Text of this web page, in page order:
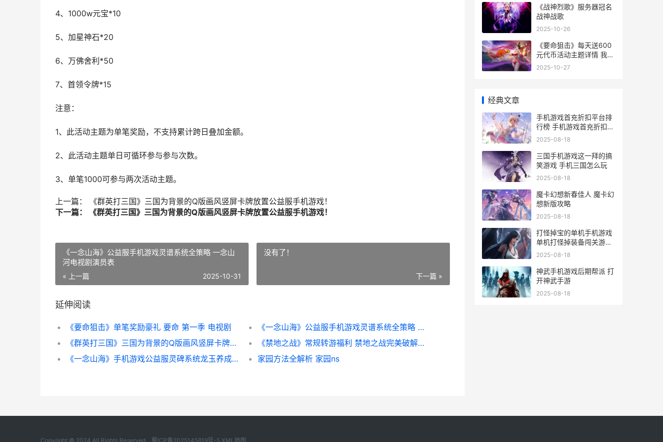
4、1000w元宝*10
5、加星神石*20
6、万佛舍利*50
7、首领令牌*15
注意：
1、此活动主题为单笔奖励，不支持累计跨日叠加金额。
2、此活动主题单日可循环参与参与次数。
3、单笔1000可参与两次活动主题。
上一篇： 《群英打三国》三国为背景的Q版画风竖屏卡牌放置公益服手机游戏！
下一篇： 《群英打三国》三国为背景的Q版画风竖屏卡牌放置公益服手机游戏！
《一念山海》公益服手机游戏灵谱系统全策略 一念山
河电视剧演员表
« 上一篇 2025-10-31
没有了！
下一篇 »
延伸阅读
《要命狙击》单笔奖励豪礼 要命 第一季 电视剧
《一念山海》公益服手机游戏灵谱系统全策略 一念山河电视剧演员表
《群英打三国》三国为背景的Q版画风竖屏卡牌放置公益服手机游戏 《群英打三国》游戏特色是什么?
《禁地之战》常规转游福利 禁地之战完美破解版可抽奖
《一念山海》手机游戏公益服灵碑系统龙玉养成全策略 一念山海沉,一念百草生
家园方法全解析 家园ns
《战神烈歌》服务器冠名
战神战歌
2025-10-26
《要命狙击》每天送600
元代币活动主题详情 我要
看夺命狙击
2025-10-27
经典文章
手机游戏首充折扣平台排
行榜 手机游戏首充折扣多
少
2025-08-18
三国手机游戏这一拜的搞
笑游戏 手机三国怎么玩
2025-08-18
魔卡幻想新春佳人 魔卡幻
想新版攻略
2025-08-18
打怪掉宝的单机手机游戏
单机打怪掉装备闯关游戏
排行榜
2025-08-18
神武手机游戏后期帮派 打
开神武手游
2025-08-18
Copyright © 2024 All Rights Reserved. 蜀ICP备2025145819号-5 XML地图